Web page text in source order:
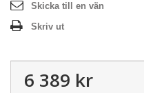
Skicka till en vän
Skriv ut
6 389 kr